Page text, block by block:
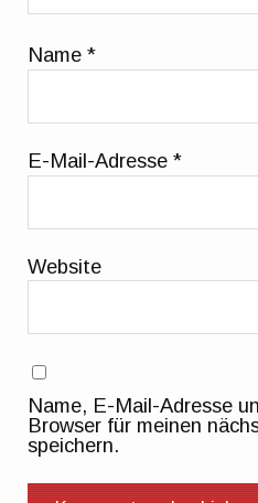
Name*
E-Mail-Adresse*
Website
Name, E-Mail-Adresse
Browser für meinen
speichern.